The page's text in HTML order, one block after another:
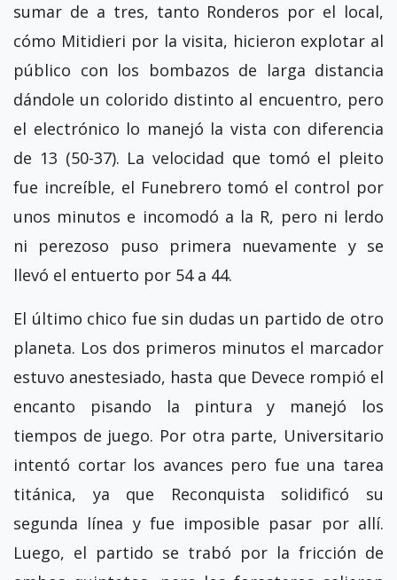
sumar de a tres, tanto Ronderos por el local,
cómo Mitidieri por la visita, hicieron explotar al
público con los bombazos de larga distancia
dándole un colorido distinto al encuentro, pero
el electrónico lo manejó la vista con diferencia
de 13 (50-37). La velocidad que tomó el pleito
fue increíble, el Funebrero tomó el control por
unos minutos e incomodó a la R, pero ni lerdo
ni perezoso puso primera nuevamente y se
llevó el entuerto por 54 a 44.
El último chico fue sin dudas un partido de otro
planeta. Los dos primeros minutos el marcador
estuvo anestesiado, hasta que Devece rompió el
encanto pisando la pintura y manejó los
tiempos de juego. Por otra parte, Universitario
intentó cortar los avances pero fue una tarea
titánica, ya que Reconquista solidificó su
segunda línea y fue imposible pasar por allí.
Luego, el partido se trabó por la fricción de